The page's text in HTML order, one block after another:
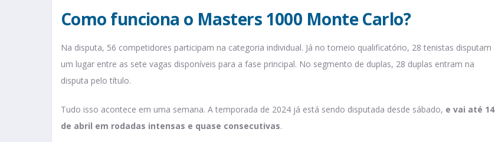
Como funciona o Masters 1000 Monte Carlo?
Na disputa, 56 competidores participam na categoria individual. Já no torneio qualificatório, 28 tenistas disputam
um lugar entre as sete vagas disponíveis para a fase principal. No segmento de duplas, 28 duplas entram na
disputa pelo título.
Tudo isso acontece em uma semana. A temporada de 2024 já está sendo disputada desde sábado, e vai até 14
de abril em rodadas intensas e quase consecutivas.